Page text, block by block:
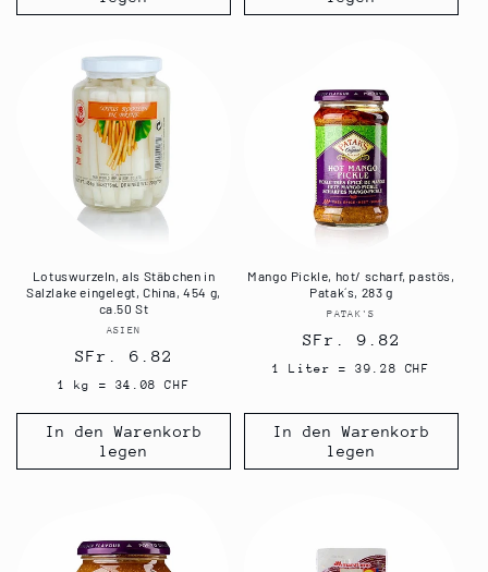
Lotuswurzeln, als Stäbchen in
Salzlake eingelegt, China, 454 g,
ca.50 St
Anbieter:
ASIEN
Normaler
Preis
SFr. 6.82
1 kg = 34.08 CHF
In den Warenkorb
legen
Mango Pickle, hot/ scharf, pastös,
Patak´s, 283 g
Anbieter:
PATAK'S
Normaler
Preis
SFr. 9.82
1 Liter = 39.28 CHF
In den Warenkorb
legen